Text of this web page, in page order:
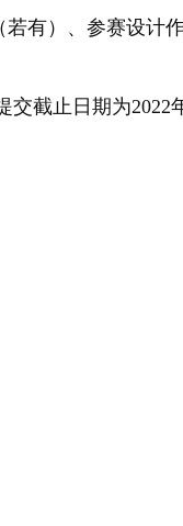
若有）、参赛设计
截止日期为2022